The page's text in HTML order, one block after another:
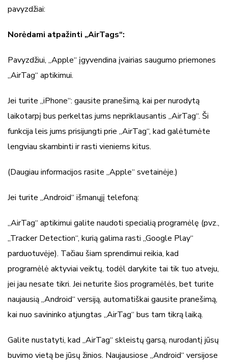
pavyzdžiai:
Norėdami atpažinti „AirTags“:
Pavyzdžiui, „Apple“ įgyvendina įvairias saugumo priemones
„AirTag“ aptikimui.
Jei turite „iPhone“: gausite pranešimą, kai per nurodytą
laikotarpį bus perkeltas jums nepriklausantis „AirTag“. Ši
funkcija leis jums prisijungti prie „AirTag“, kad galėtumėte
lengviau skambinti ir rasti vieniems kitus.
(Daugiau informacijos rasite „Apple“ svetainėje.)
Jei turite „Android“ išmanųjį telefoną:
„AirTag“ aptikimui galite naudoti specialią programėlę (pvz.,
„Tracker Detection“, kurią galima rasti „Google Play“
parduotuvėje). Tačiau šiam sprendimui reikia, kad
programėlė aktyviai veiktų, todėl darykite tai tik tuo atveju,
jei jau nesate tikri. Jei neturite šios programėlės, bet turite
naujausią „Android“ versiją, automatiškai gausite pranešimą,
kai nuo savininko atjungtas „AirTag“ bus tam tikrą laiką.
Galite nustatyti, kad „AirTag“ skleistų garsą, nurodantį jūsų
buvimo vietą be jūsų žinios. Naujausiose „Android“ versijose